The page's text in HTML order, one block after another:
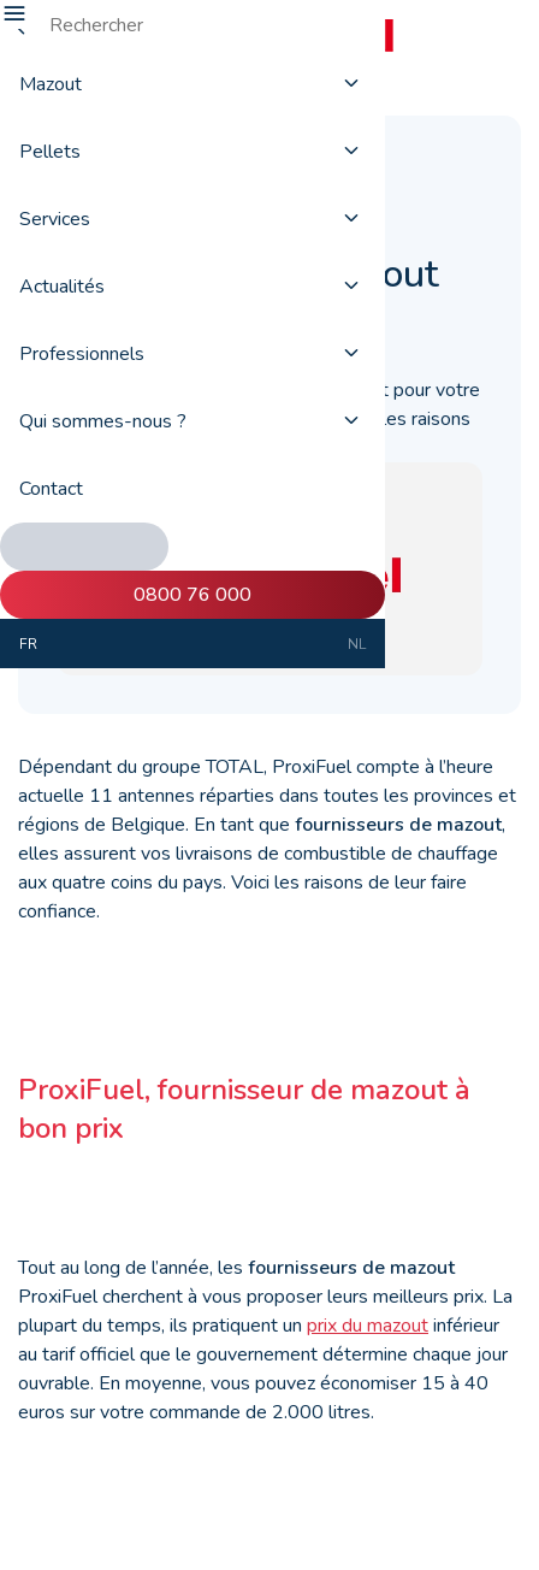
Mazout
Pellets
Services
Actualités
Professionnels
Qui sommes-nous ?
Contact
0800 76 000
FR NL
ProxiFuel comme
fournisseur de mazout
Vous cherchez un fournisseur de mazout pour votre
prochaine livraison ? Découvrez toutes les raisons
Dépendant du groupe TOTAL, ProxiFuel compte à l’heure
actuelle 11 antennes réparties dans toutes les provinces et
régions de Belgique. En tant que fournisseurs de mazout,
elles assurent vos livraisons de combustible de chauffage
aux quatre coins du pays. Voici les raisons de leur faire
confiance.
ProxiFuel, fournisseur de mazout à
bon prix
Tout au long de l’année, les fournisseurs de mazout
ProxiFuel cherchent à vous proposer leurs meilleurs prix. La
plupart du temps, ils pratiquent un prix du mazoutinférieur
au tarif officiel que le gouvernement détermine chaque jour
ouvrable. En moyenne, vous pouvez économiser 15 à 40
euros sur votre commande de 2.000 litres.